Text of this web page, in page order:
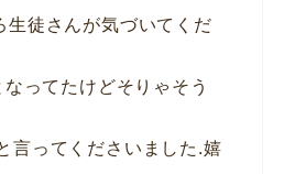
生徒さんが気づいてくだ
ってたけどそりゃそう
言ってくださいました.嬉